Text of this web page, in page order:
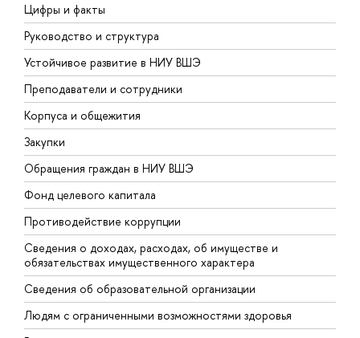
Цифры и факты
Руководство и структура
Устойчивое развитие в НИУ ВШЭ
Преподаватели и сотрудники
Корпуса и общежития
Закупки
Обращения граждан в НИУ ВШЭ
Фонд целевого капитала
Противодействие коррупции
Сведения о доходах, расходах, об имуществе и
обязательствах имущественного характера
Сведения об образовательной организации
Людям с ограниченными возможностями здоровья